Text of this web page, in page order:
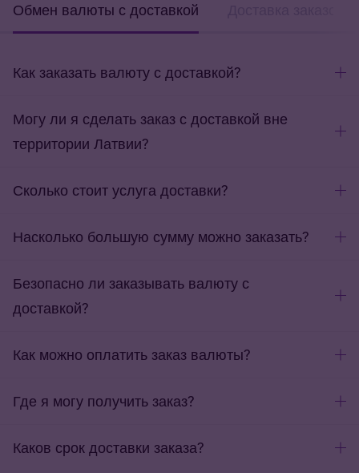
Обмен валюты с доставкой
Как заказать валюту с доставкой?
Могу ли я сделать заказ с доставкой вне
территории Латвии?
Сколько стоит услуга доставки?
Насколько большую сумму можно заказать?
Безопасно ли заказывать валюту с
доставкой?
Как можно оплатить заказ валюты?
Где я могу получить заказ?
Каков срок доставки заказа?